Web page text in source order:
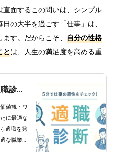
情的タイプ】
ト
画的タイプ】
ー
軟なタイプ】
面するこの問いは、シンプル
の大半を過ごす「仕事」は、
す。だからこそ、 自分の性格
とは、人生の満足度を高める重
診断
値観・ワ
に最適な
適職を発
な職業診